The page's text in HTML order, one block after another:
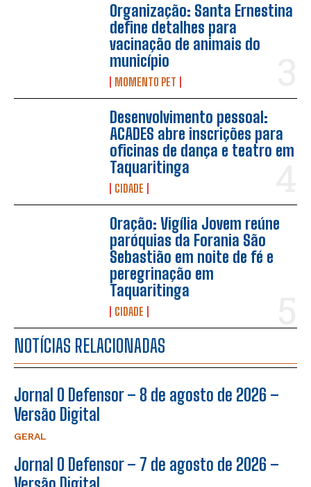
Organização: Santa Ernestina
define detalhes para
vacinação de animais do
município
MOMENTO PET
Desenvolvimento pessoal:
ACADES abre inscrições para
oficinas de dança e teatro em
Taquaritinga
CIDADE
Oração: Vigília Jovem reúne
paróquias da Forania São
Sebastião em noite de fé e
peregrinação em
Taquaritinga
CIDADE
NOTÍCIAS RELACIONADAS
Jornal O Defensor – 8 de agosto de 2026 –
Versão Digital
GERAL
Jornal O Defensor – 7 de agosto de 2026 –